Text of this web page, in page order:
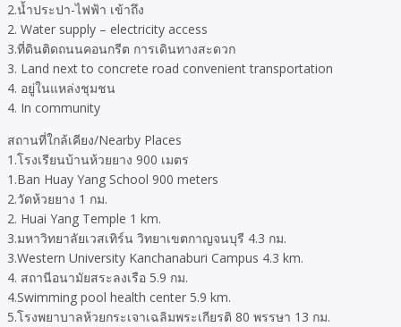
2.น้ำประปา-ไฟฟ้า เข้าถึง
2. Water supply – electricity access
3.ที่ดินติดถนนคอนกรีต การเดินทางสะดวก
3. Land next to concrete road convenient transportation
4. อยู่ในแหล่งชุมชน
4. In community
สถานที่ใกล้เคียง/Nearby Places
1.โรงเรียนบ้านห้วยยาง 900 เมตร
1.Ban Huay Yang School 900 meters
2.วัดห้วยยาง 1 กม.
2. Huai Yang Temple 1 km.
3.มหาวิทยาลัยเวสเทิร์น วิทยาเขตกาญจนบุรี 4.3 กม.
3.Western University Kanchanaburi Campus 4.3 km.
4. สถานีอนามัยสระลงเรือ 5.9 กม.
4.Swimming pool health center 5.9 km.
5.โรงพยาบาลห้วยกระเจาเฉลิมพระเกียรติ 80 พรรษา 13 กม.